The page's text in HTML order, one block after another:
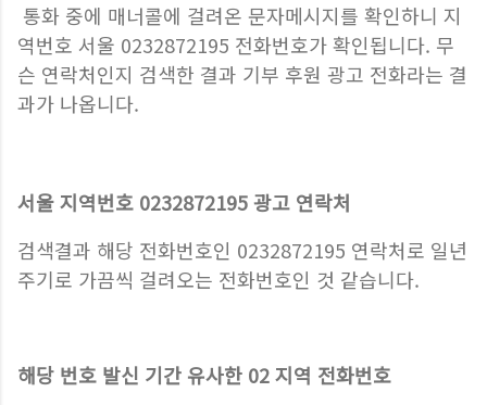
통화 중에 매너콜에 걸려온 문자메시지를 확인하니 지
역번호 서울 0232872195 전화번호가 확인됩니다. 무
슨 연락처인지 검색한 결과 기부 후원 광고 전화라는 결
과가 나옵니다.
서울 지역번호 0232872195 광고 연락처
검색결과 해당 전화번호인 0232872195 연락처로 일년
주기로 가끔씩 걸려오는 전화번호인 것 같습니다.
해당 번호 발신 기간 유사한 02 지역 전화번호